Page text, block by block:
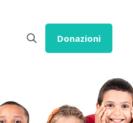
Donazioni